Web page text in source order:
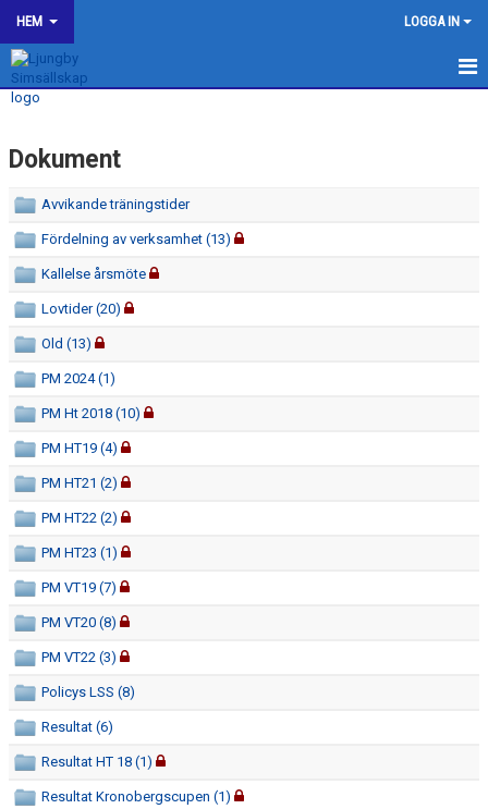
HEM LOGGA IN
LJUNGBY SIMSÄLLSKAP
OM KLUBBEN
BILDGALLERI
KONTAKT
SPONSORER
KALENDER
HJÄLP TILL I LJUNGBY SS
Dokument
Avvikande träningstider
Fördelning av verksamhet (13)
Kallelse årsmöte
Lovtider (20)
Old (13)
PM 2024 (1)
PM Ht 2018 (10)
PM HT19 (4)
PM HT21 (2)
PM HT22 (2)
PM HT23 (1)
PM VT19 (7)
PM VT20 (8)
PM VT22 (3)
Policys LSS (8)
Resultat (6)
Resultat HT 18 (1)
Resultat Kronobergscupen (1)